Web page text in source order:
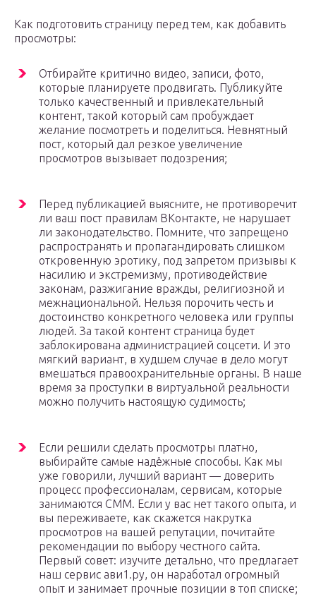
Как подготовить страницу перед тем, как добавить
просмотры:
Отбирайте критично видео, записи, фото,
которые планируете продвигать. Публикуйте
только качественный и привлекательный
контент, такой который сам пробуждает
желание посмотреть и поделиться. Невнятный
пост, который дал резкое увеличение
просмотров вызывает подозрения;
Перед публикацией выясните, не противоречит
ли ваш пост правилам ВКонтакте, не нарушает
ли законодательство. Помните, что запрещено
распространять и пропагандировать слишком
откровенную эротику, под запретом призывы к
насилию и экстремизму, противодействие
законам, разжигание вражды, религиозной и
межнациональной. Нельзя порочить честь и
достоинство конкретного человека или группы
людей. За такой контент страница будет
заблокирована администрацией соцсети. И это
мягкий вариант, в худшем случае в дело могут
вмешаться правоохранительные органы. В наше
время за проступки в виртуальной реальности
можно получить настоящую судимость;
Если решили сделать просмотры платно,
выбирайте самые надёжные способы. Как мы
уже говорили, лучший вариант — доверить
процесс профессионалам, сервисам, которые
занимаются СММ. Если у вас нет такого опыта, и
вы переживаете, как скажется накрутка
просмотров на вашей репутации, почитайте
рекомендации по выбору честного сайта.
Первый совет: изучите детально, что предлагает
наш сервис ави1.ру, он наработал огромный
опыт и занимает прочные позиции в топ списке;